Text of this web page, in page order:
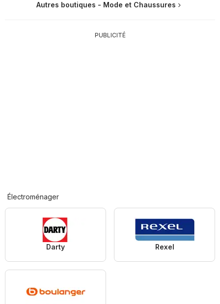
Autres boutiques - Mode et Chaussures
PUBLICITÉ
Électroménager
Darty Rexel